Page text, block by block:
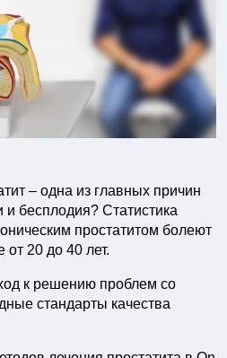
– одна из главных причин
бесплодия? Статистика
простатитом болеют
от 20 до 40 лет.
к решению проблем со
стандарты качества